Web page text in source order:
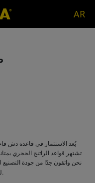
AR
يُعد الاستثمار في قاعدة دش
تشتهر قواعد الراتنج الحجري
على منتجاتنا.